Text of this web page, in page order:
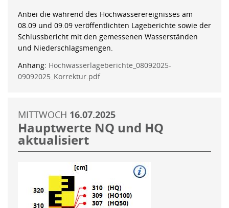
Anbei die während des Hochwasserereignisses am
08.09 und 09.09 veröffentlichten Lageberichte sowie der
Schlussbericht mit den gemessenen Wasserständen
und Niederschlagsmengen.
Anhang: Hochwasserlageberichte_08092025-
09092025_Korrektur.pdf
MITTWOCH 16.07.2025
Hauptwerte NQ und HQ
aktualisiert